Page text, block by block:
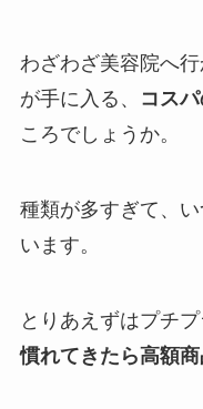
わざわざ美容院へ
が手に入る、
コス
ころでしょうか。
種類が多すぎて、
います。
とりあえずはプチ
慣れてきたら高額